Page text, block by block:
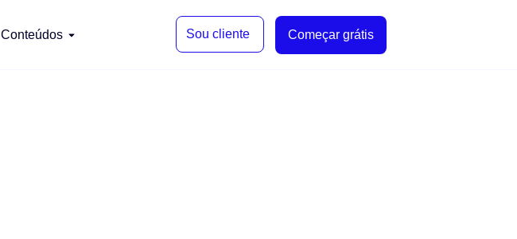
Conteúdos Sou cliente Começar grátis